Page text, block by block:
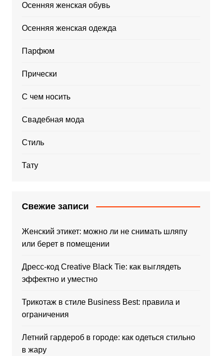
Осенняя женская обувь
Осенняя женская одежда
Парфюм
Прически
С чем носить
Свадебная мода
Стиль
Тату
Свежие записи
Женский этикет: можно ли не снимать шляпу
или берет в помещении
Дресс-код Creative Black Tie: как выглядеть
эффектно и уместно
Трикотаж в стиле Business Best: правила и
ограничения
Летний гардероб в городе: как одеться стильно
в жару